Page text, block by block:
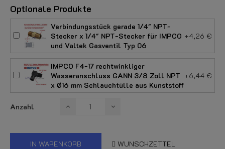
Optionale Produkte
Verbindungsstück gerade 1/4" NPT-
Stecker x 1/4" NPT-Stecker für IMPCO
und Valtek Gasventil Typ 06
+4,26 €
IMPCO F4-17 rechtwinkliger
Wasseranschluss GANN 3/8 Zoll NPT
x Ø16 mm Schlauchtülle aus Kunststoff
+6,44 €
Anzahl
IN WARENKORB WUNSCHZETTEL